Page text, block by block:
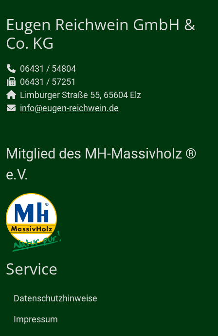
Eugen Reichwein GmbH &
Co. KG
06431 / 54804
06431 / 57251
Limburger Straße 55, 65604 Elz
info@eugen-reichwein.de
Mitglied des MH-Massivholz ®
e.V.
Service
Datenschutzhinweise
Impressum